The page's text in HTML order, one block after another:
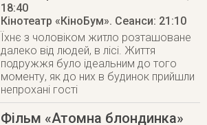
18:40
Кінотеатр «КіноБум». Сеанси: 21:10
Їхнє з чоловіком житло розташоване
далеко від людей, в лісі. Життя
подружжя було ідеальним до того
моменту, як до них в будинок прийшли
непрохані гості
Фільм «Атомна блондинка»